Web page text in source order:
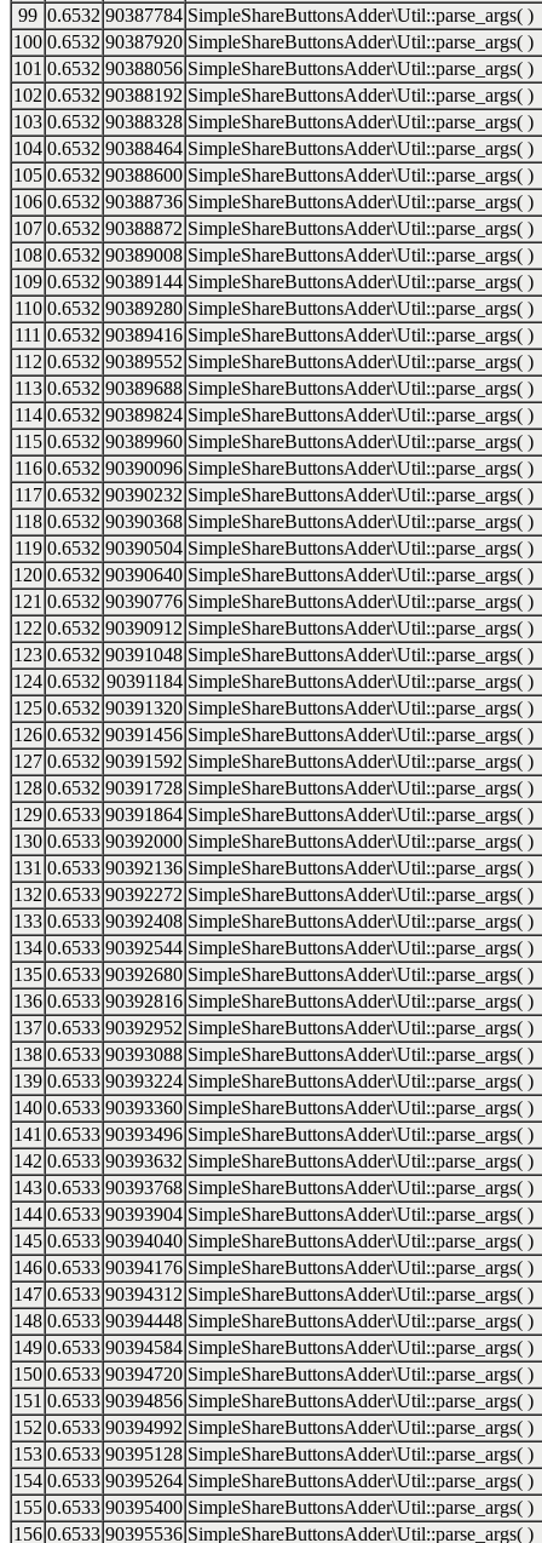
99 0.6532 90387784 SimpleShareButtonsAdder\Util::parse_args( )
100 0.6532 90387920 SimpleShareButtonsAdder\Util::parse_args( )
101 0.6532 90388056 SimpleShareButtonsAdder\Util::parse_args( )
102 0.6532 90388192 SimpleShareButtonsAdder\Util::parse_args( )
103 0.6532 90388328 SimpleShareButtonsAdder\Util::parse_args( )
104 0.6532 90388464 SimpleShareButtonsAdder\Util::parse_args( )
105 0.6532 90388600 SimpleShareButtonsAdder\Util::parse_args( )
106 0.6532 90388736 SimpleShareButtonsAdder\Util::parse_args( )
107 0.6532 90388872 SimpleShareButtonsAdder\Util::parse_args( )
108 0.6532 90389008 SimpleShareButtonsAdder\Util::parse_args( )
109 0.6532 90389144 SimpleShareButtonsAdder\Util::parse_args( )
110 0.6532 90389280 SimpleShareButtonsAdder\Util::parse_args( )
111 0.6532 90389416 SimpleShareButtonsAdder\Util::parse_args( )
112 0.6532 90389552 SimpleShareButtonsAdder\Util::parse_args( )
113 0.6532 90389688 SimpleShareButtonsAdder\Util::parse_args( )
114 0.6532 90389824 SimpleShareButtonsAdder\Util::parse_args( )
115 0.6532 90389960 SimpleShareButtonsAdder\Util::parse_args( )
116 0.6532 90390096 SimpleShareButtonsAdder\Util::parse_args( )
117 0.6532 90390232 SimpleShareButtonsAdder\Util::parse_args( )
118 0.6532 90390368 SimpleShareButtonsAdder\Util::parse_args( )
119 0.6532 90390504 SimpleShareButtonsAdder\Util::parse_args( )
120 0.6532 90390640 SimpleShareButtonsAdder\Util::parse_args( )
121 0.6532 90390776 SimpleShareButtonsAdder\Util::parse_args( )
122 0.6532 90390912 SimpleShareButtonsAdder\Util::parse_args( )
123 0.6532 90391048 SimpleShareButtonsAdder\Util::parse_args( )
124 0.6532 90391184 SimpleShareButtonsAdder\Util::parse_args( )
125 0.6532 90391320 SimpleShareButtonsAdder\Util::parse_args( )
126 0.6532 90391456 SimpleShareButtonsAdder\Util::parse_args( )
127 0.6532 90391592 SimpleShareButtonsAdder\Util::parse_args( )
128 0.6532 90391728 SimpleShareButtonsAdder\Util::parse_args( )
129 0.6533 90391864 SimpleShareButtonsAdder\Util::parse_args( )
130 0.6533 90392000 SimpleShareButtonsAdder\Util::parse_args( )
131 0.6533 90392136 SimpleShareButtonsAdder\Util::parse_args( )
132 0.6533 90392272 SimpleShareButtonsAdder\Util::parse_args( )
133 0.6533 90392408 SimpleShareButtonsAdder\Util::parse_args( )
134 0.6533 90392544 SimpleShareButtonsAdder\Util::parse_args( )
135 0.6533 90392680 SimpleShareButtonsAdder\Util::parse_args( )
136 0.6533 90392816 SimpleShareButtonsAdder\Util::parse_args( )
137 0.6533 90392952 SimpleShareButtonsAdder\Util::parse_args( )
138 0.6533 90393088 SimpleShareButtonsAdder\Util::parse_args( )
139 0.6533 90393224 SimpleShareButtonsAdder\Util::parse_args( )
140 0.6533 90393360 SimpleShareButtonsAdder\Util::parse_args( )
141 0.6533 90393496 SimpleShareButtonsAdder\Util::parse_args( )
142 0.6533 90393632 SimpleShareButtonsAdder\Util::parse_args( )
143 0.6533 90393768 SimpleShareButtonsAdder\Util::parse_args( )
144 0.6533 90393904 SimpleShareButtonsAdder\Util::parse_args( )
145 0.6533 90394040 SimpleShareButtonsAdder\Util::parse_args( )
146 0.6533 90394176 SimpleShareButtonsAdder\Util::parse_args( )
147 0.6533 90394312 SimpleShareButtonsAdder\Util::parse_args( )
148 0.6533 90394448 SimpleShareButtonsAdder\Util::parse_args( )
149 0.6533 90394584 SimpleShareButtonsAdder\Util::parse_args( )
150 0.6533 90394720 SimpleShareButtonsAdder\Util::parse_args( )
151 0.6533 90394856 SimpleShareButtonsAdder\Util::parse_args( )
152 0.6533 90394992 SimpleShareButtonsAdder\Util::parse_args( )
153 0.6533 90395128 SimpleShareButtonsAdder\Util::parse_args( )
154 0.6533 90395264 SimpleShareButtonsAdder\Util::parse_args( )
155 0.6533 90395400 SimpleShareButtonsAdder\Util::parse_args( )
156 0.6533 90395536 SimpleShareButtonsAdder\Util::parse_args( )